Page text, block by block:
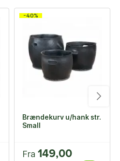
-40%
Brændekurv u/hank str.
Small
Fra 149,00